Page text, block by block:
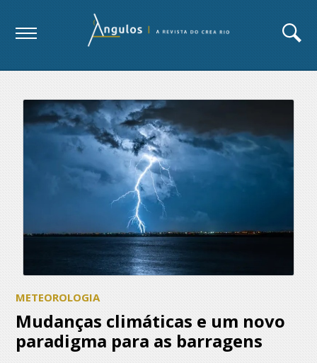
METEOROLOGIA
Mudanças climáticas e um novo
paradigma para as barragens